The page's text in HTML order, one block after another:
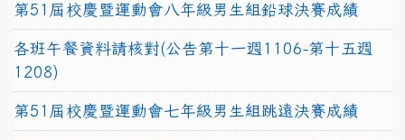
第51屆校慶暨運動會八年級男生組鉛球決賽成績
各班午餐資料請核對(公告第十一週1106-第十五週
1208)
第51屆校慶暨運動會七年級男生組跳遠決賽成績